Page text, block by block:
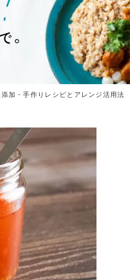
加・手作りレシピとアレンジ活用法